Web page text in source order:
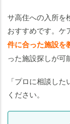
サ高住への入所を
おすすめです。ケ
件に合った施設を
った施設探しが可
「プロに相談し
ください。